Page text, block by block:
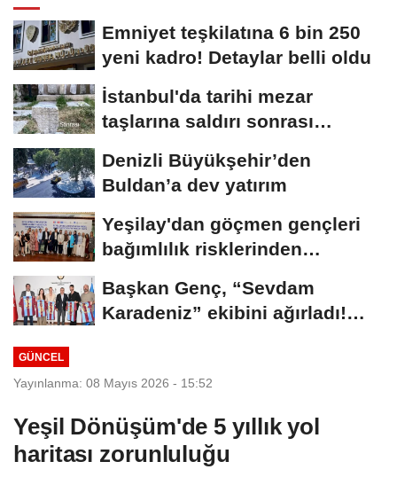
Emniyet teşkilatına 6 bin 250
yeni kadro! Detaylar belli oldu
İstanbul'da tarihi mezar
taşlarına saldırı sonrası
Denizli Büyükşehir’den
Buldan’a dev yatırım
Yeşilay'dan göçmen gençleri
bağımlılık risklerinden
Başkan Genç, “Sevdam
Karadeniz” ekibini ağırladı!
GÜNCEL
Yayınlanma: 08 Mayıs 2026 - 15:52
Yeşil Dönüşüm'de 5 yıllık yol
haritası zorunluluğu